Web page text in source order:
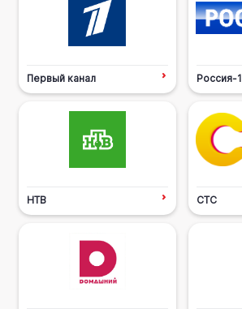
Первый канал Россия-1
НТВ СТС